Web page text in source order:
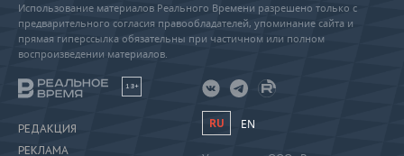
Использование материалов Реального Времени разрешено только с
предварительного согласия правообладателей, упоминание сайта и
прямая гиперссылка обязательны при частичном или полном
воспроизведении материалов.
18+
РЕДАКЦИЯ
РЕКЛАМА
RU EN